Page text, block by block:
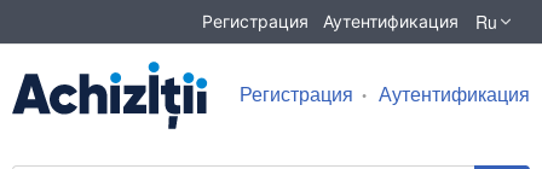
Регистрация Аутентификация Ru
Регистрация Аутентификация